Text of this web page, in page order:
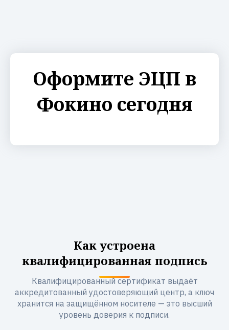
Оформите ЭЦП в
Фокино сегодня
Как устроена
квалифицированная подпись
Квалифицированный сертификат выдаёт
аккредитованный удостоверяющий центр, а ключ
хранится на защищённом носителе — это высший
уровень доверия к подписи.